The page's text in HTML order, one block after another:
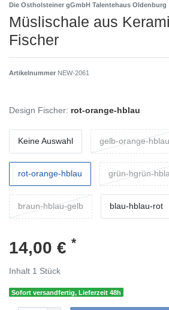
Die Ostholsteiner gGmbH Talentehaus Oldenburg
Müslischale aus
Fischer
Artikelnummer NEW-2061
Design Fischer: rot-orange-hblau
Keine Auswahl gelb-orange-hblau
rot-orange-hblau grün-hgrün-
braun-hblau-gelb blau-hblau-rot
14,00 € *
Inhalt 1 Stück
Sofort versandfertig, Lieferzeit 48h